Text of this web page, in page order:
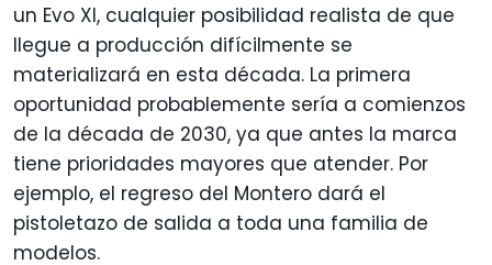
un Evo XI, cualquier posibilidad realista de que
llegue a producción difícilmente se
materializará en esta década. La primera
oportunidad probablemente sería a comienzos
de la década de 2030, ya que antes la marca
tiene prioridades mayores que atender. Por
ejemplo, el regreso del Montero dará el
pistoletazo de salida a toda una familia de
modelos.